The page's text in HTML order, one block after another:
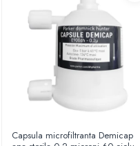
Pulsoximetre
Cabluri extensie
Capnometre
Lampi operatie
Negatoscoape
Holter EKG
Perfuzomate
Capsula microfiltranta Demicap